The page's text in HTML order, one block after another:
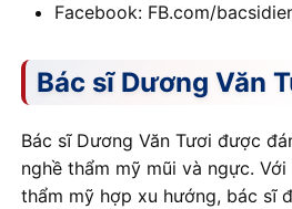
Facebook: FB.com/
Bác sĩ Dương Văn
Bác sĩ Dương Văn Tươi được
nghề thẩm mỹ mũi và ngực.
thẩm mỹ hợp xu hướng, bác sĩ